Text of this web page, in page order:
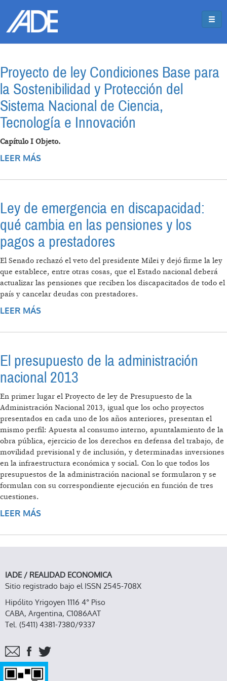
Proyecto de ley Condiciones Base para
la Sostenibilidad y Protección del
Sistema Nacional de Ciencia,
Tecnología e Innovación
Capítulo I Objeto.
LEER MÁS
PROTECCIÓN DEL SISTEMA NACIONAL DE
Ley de emergencia en discapacidad:
qué cambia en las pensiones y los
pagos a prestadores
El Senado rechazó el veto del presidente Milei y dejó firme la ley
que establece, entre otras cosas, que el Estado nacional deberá
actualizar las pensiones que reciben los discapacitados de todo el
país y cancelar deudas con prestadores.
LEER MÁS
PENSIONES Y LOS PAGOS A PRESTADORES
El presupuesto de la administración
nacional 2013
En primer lugar el Proyecto de ley de Presupuesto de la
Administración Nacional 2013, igual que los ocho proyectos
presentados en cada uno de los años anteriores, presentan el
mismo perfil: Apuesta al consumo interno, apuntalamiento de la
obra pública, ejercicio de los derechos en defensa del trabajo, de
movilidad previsional y de inclusión, y determinadas inversiones
en la infraestructura económica y social. Con lo que todos los
presupuestos de la administración nacional se formularon y se
formulan con su correspondiente ejecución en función de tres
cuestiones.
LEER MÁS
IADE / REALIDAD ECONOMICA
Sitio registrado bajo el ISSN 2545-708X
Hipólito Yrigoyen 1116 4° Piso
CABA, Argentina, C1086AAT
Tel. (5411) 4381-7380/9337